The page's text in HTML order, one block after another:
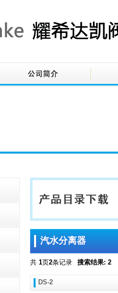
汽水分离器
搜索结果: 2
共 1页2条记录
DS-2